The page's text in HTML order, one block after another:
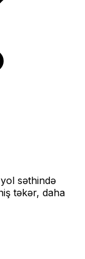
səthində
təkər, daha